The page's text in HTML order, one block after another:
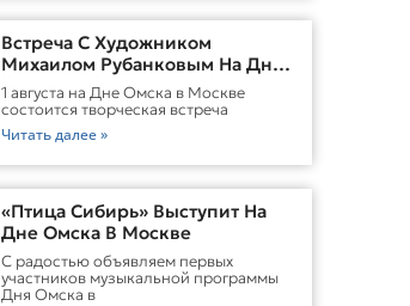
Встреча С Художником
Михаилом Рубанковым На Дне
Омска В Москве
1 августа на Дне Омска в Москве
состоится творческая встреча
Читать далее »
«Птица Сибирь» Выступит На
Дне Омска В Москве
С радостью объявляем первых
участников музыкальной программы
Дня Омска в